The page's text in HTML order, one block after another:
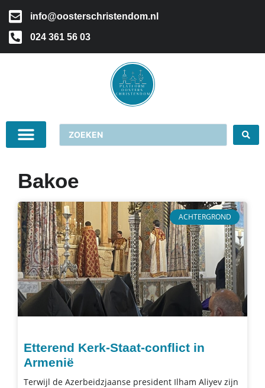
info@oosterschristendom.nl
024 361 56 03
Bakoe
ACHTERGROND
Etterend Kerk-Staat-conflict in
Armenië
Terwijl de Azerbeidzjaanse president Ilham Aliyev zijn